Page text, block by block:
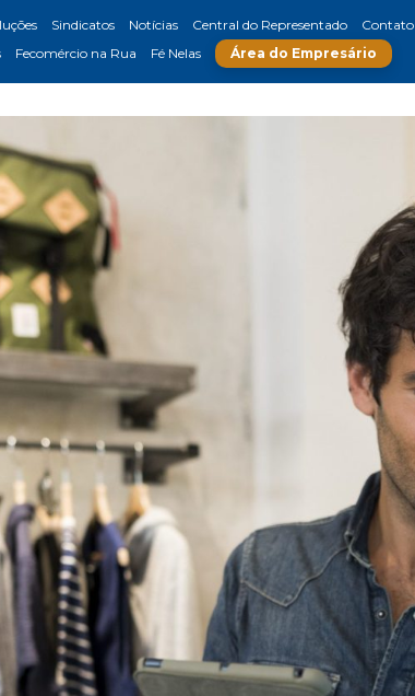
Sindicatos Notícias Central do Representado
Contato
Fecomércio na Rua Fé Nelas Área do Empresário